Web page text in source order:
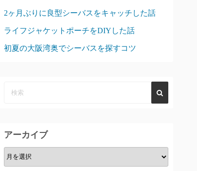
2ヶ月ぶりに良型シーバスをキャッチした話
ライフジャケットポーチをDIYした話
初夏の大阪湾奥でシーバスを探すコツ
アーカイブ
ア
ー